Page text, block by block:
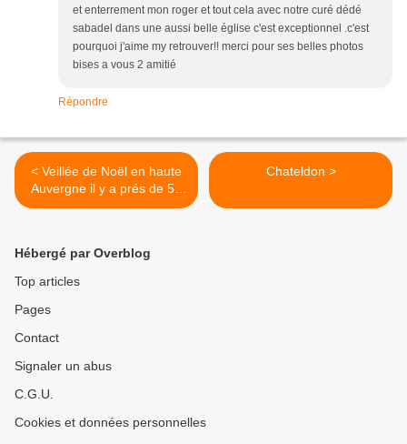
et enterrement mon roger et tout cela avec notre curé dédé
sabadel dans une aussi belle église c'est exceptionnel .c'est
pourquoi j'aime my retrouver!! merci pour ses belles photos
bises a vous 2 amitié
Répondre
< Veillée de Noël en haute
Auvergne il y a prés de 50
ans
Chateldon >
Hébergé par Overblog
Top articles
Pages
Contact
Signaler un abus
C.G.U.
Cookies et données personnelles